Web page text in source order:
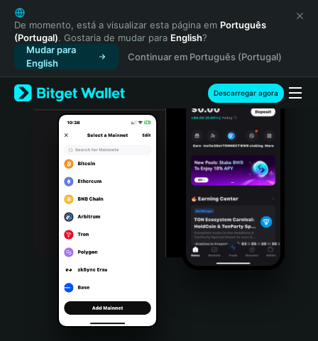
English
日本語
Tiếng Việt
Русский
Español (Latinoamérica)
Türkçe
Italiano
Português (Portugal)
Bahasa Indonesia
Português (Brasil)
Español (Argentina)
De momento, está a visualizar esta página em Português
(Portugal). Gostaria de mudar para English?
Mudar para
English
Continuar em Português (Portugal)
Descarregar agora